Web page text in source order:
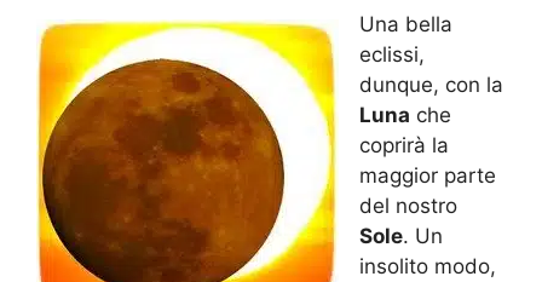
Una bella
eclissi,
dunque, con la
Luna che
coprirà la
maggior parte
del nostro
Sole. Un
insolito modo,